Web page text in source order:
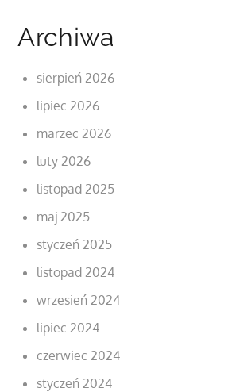
Archiwa
sierpień 2026
lipiec 2026
marzec 2026
luty 2026
listopad 2025
maj 2025
styczeń 2025
listopad 2024
wrzesień 2024
lipiec 2024
czerwiec 2024
styczeń 2024